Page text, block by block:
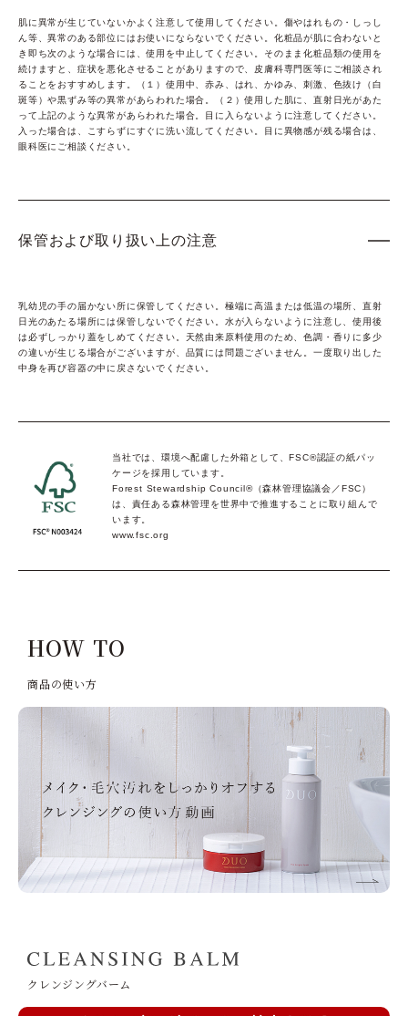
肌に異常が生じていないかよく注意して使用してください。傷やはれもの・しっし
ん等、異常のある部位にはお使いにならないでください。化粧品が肌に合わないと
き即ち次のような場合には、使用を中止してください。そのまま化粧品類の使用を
続けますと、症状を悪化させることがありますので、皮膚科専門医等にご相談され
ることをおすすめします。（１）使用中、赤み、はれ、かゆみ、刺激、色抜け（白
斑等）や黒ずみ等の異常があらわれた場合。（２）使用した肌に、直射日光があた
って上記のような異常があらわれた場合。目に入らないように注意してください。
入った場合は、こすらずにすぐに洗い流してください。目に異物感が残る場合は、
眼科医にご相談ください。
保管および取り扱い上の注意
乳幼児の手の届かない所に保管してください。極端に高温または低温の場所、直射
日光のあたる場所には保管しないでください。水が入らないように注意し、使用後
は必ずしっかり蓋をしめてください。天然由来原料使用のため、色調・香りに多少
の違いが生じる場合がございますが、品質には問題ございません。一度取り出した
中身を再び容器の中に戻さないでください。
当社では、環境へ配慮した外箱として、FSC®認証の紙パッ
ケージを採用しています。
Forest Stewardship Council®（森林管理協議会／FSC）
は、責任ある森林管理を世界中で推進することに取り組んで
います。
www.fsc.org
HOW TO
商品の使い方
クレンジングバーム